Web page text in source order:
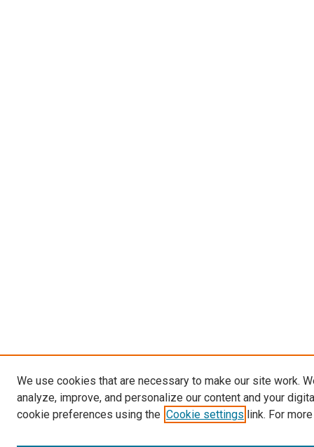
We use cookies that are necessary to make our site work.
analyze, improve, and personalize our content and your
cookie preferences using the Cookie settings link. For